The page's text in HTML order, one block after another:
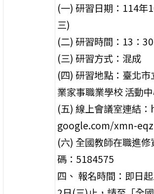
(一) 研習日期：114年
三)
(二) 研習時間：13：
(三) 研習方式：混成
(四) 研習地點：臺北
業家事職業學校 活動
(五) 線上會議室連結
google.com/xmn-
(六) 全國教師在職進
碼：5184575
四、 報名時間：即日